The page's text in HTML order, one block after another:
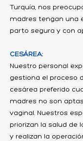
Turquía, nos
madres tengan una
parto segura y con
CESÁREA:
Nuestro personal
gestiona el proceso
cesárea preferido
madres no son
vaginal. Nuestros
priorizan la salud de
y realizan la